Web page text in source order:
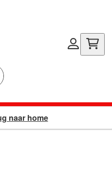
naar home